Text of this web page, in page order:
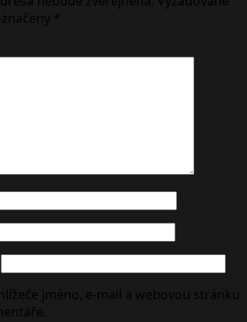
*
jméno, e-mail a webovou stránku